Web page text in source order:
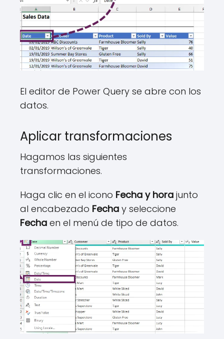
El editor de Power Query se abre con los
datos.
Aplicar transformaciones
Hagamos las siguientes
transformaciones.
Haga clic en el icono Fecha y hora junto
al encabezado Fecha y seleccione
Fecha en el menú de tipo de datos.